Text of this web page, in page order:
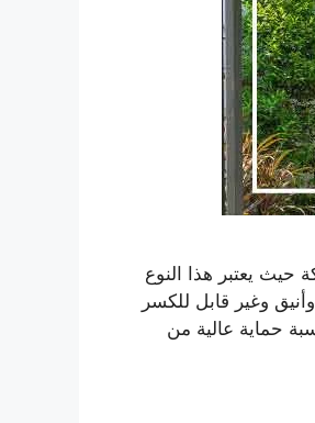
يعتبر هذا النوع
وغير قابل للكسر
حماية عالية من